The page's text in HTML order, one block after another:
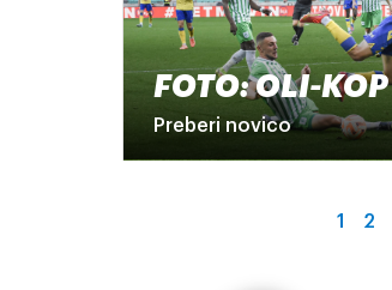
FOTO: OLI-KOP
Preberi novico
1 2